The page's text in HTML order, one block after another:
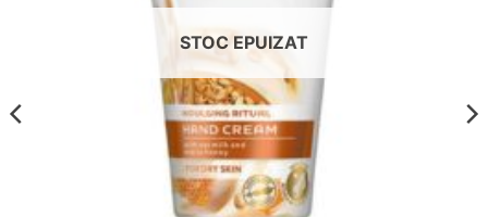
STOC EPUIZAT